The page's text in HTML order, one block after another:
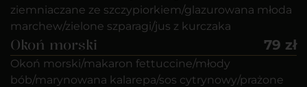
ziemniaczane ze szczypiorkiem/glazurowana młoda
marchew/zielone szparagi/jus z kurczaka
Okoń morski 79 zł
Okoń morski/makaron fettuccine/młody
bób/marynowana kalarepa/sos cytrynowy/prażone